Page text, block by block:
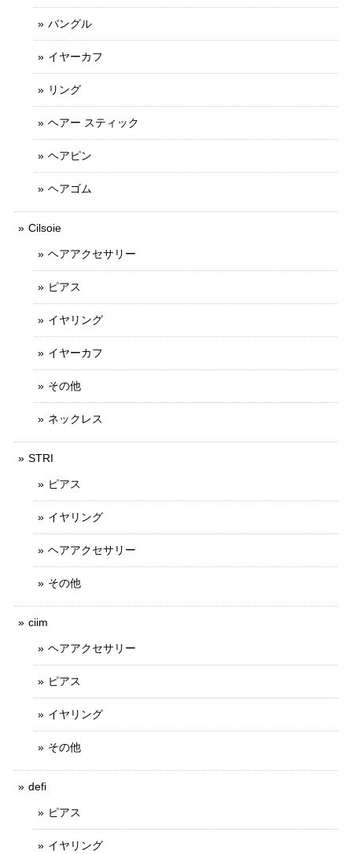
バングル
イヤーカフ
リング
ヘアー スティック
ヘアピン
ヘアゴム
Cilsoie
ヘアアクセサリー
ピアス
イヤリング
イヤーカフ
その他
ネックレス
STRI
ピアス
イヤリング
ヘアアクセサリー
その他
ciim
ヘアアクセサリー
ピアス
イヤリング
その他
defi
ピアス
イヤリング